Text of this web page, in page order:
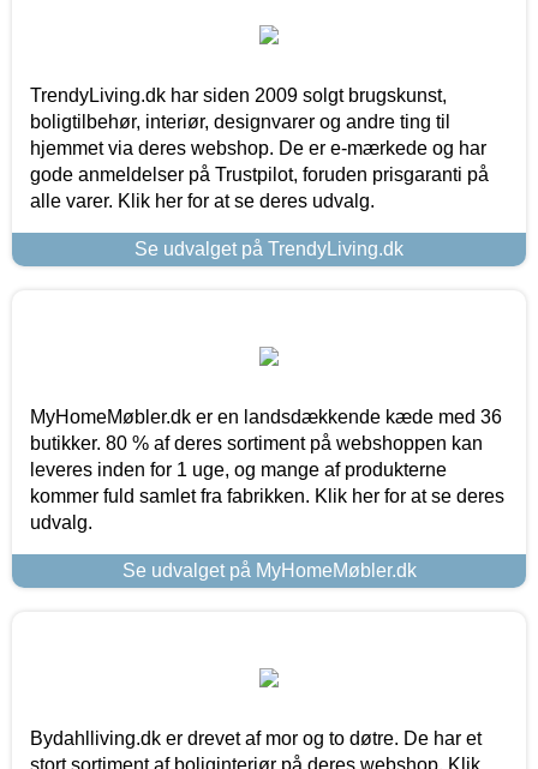
TrendyLiving.dk har siden 2009 solgt brugskunst,
boligtilbehør, interiør, designvarer og andre ting til
hjemmet via deres webshop. De er e-mærkede og har
gode anmeldelser på Trustpilot, foruden prisgaranti på
alle varer. Klik her for at se deres udvalg.
Se udvalget på TrendyLiving.dk
MyHomeMøbler.dk er en landsdækkende kæde med 36
butikker. 80 % af deres sortiment på webshoppen kan
leveres inden for 1 uge, og mange af produkterne
kommer fuld samlet fra fabrikken. Klik her for at se deres
udvalg.
Se udvalget på MyHomeMøbler.dk
Bydahlliving.dk er drevet af mor og to døtre. De har et
stort sortiment af boliginteriør på deres webshop. Klik